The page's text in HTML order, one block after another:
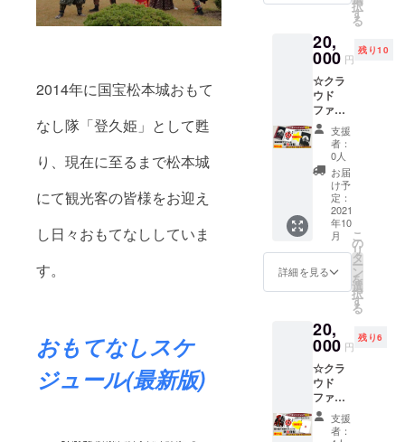
2014年に国宝松本城おもて
なし隊「登久姫」として甦
り、現在に至るまで松本城
にて観光客の皆様をお迎え
し日々おもてなししていま
す。
おもてなしスケ
ジュール(最新版)
横
9.5cm)
※メモ帳
サイズ
(縦
15cm×
横
10.5cm
欄への
記載＊
・色紙
にお名
前を入
れます
ので、
入れて
ルネー
ム可)を
せ下さ
い。 ・
グッズ1
点にサ
インを
ルダー
アクリ
ルキー
ホル
ダー ・
タオル
・松本
城×ちび
キャラ
アクリ
ルキー
ホル
ダー ・
松本城×
ちび
キャラ
缶バッ
ジ ・登
姫サイ
ンミニ
色紙 ・
登久姫
記念御
朱印 ※
リター
ンを宅
択
す
る
20,
000 円
残り10
☆クラ
ウド
ファン
ディン
グ限定
プラン
☆ 特別
作！！
レアな
限定10
冊！ 今
後販売
の予定
はあり
ません
の御手
紙 ・御
城印帳
デザイ
ンの御
朱印帳1
冊 ・手
書き直
支援
者：
0人
お届
け予
定：
2021
年10
月
詳細を見る
こ
の
リ
タ
ー
ン
を
選
択
す
る
20,
000 円
残り6
☆クラ
ウド
ファン
ディン
グ限定
支援
者：